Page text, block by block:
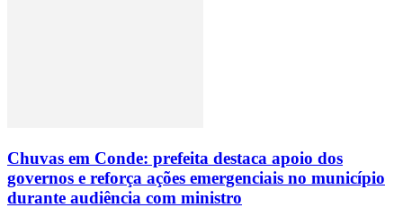
Chuvas em Conde: prefeita destaca apoio dos
governos e reforça ações emergenciais no município
durante audiência com ministro